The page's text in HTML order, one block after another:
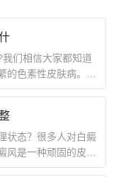
我们相信大家都知道
的色素性皮肤病。本
状态？很多人对白癜
风是一种顽固的皮肤